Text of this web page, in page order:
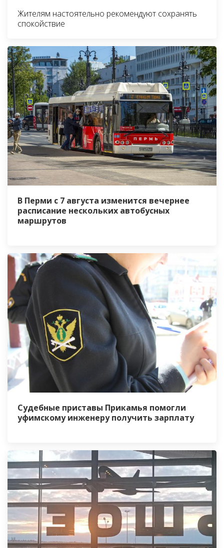
Жителям настоятельно рекомендуют сохранять
спокойствие
В Перми с 7 августа изменится вечернее
расписание нескольких автобусных
маршрутов
Судебные приставы Прикамья помогли
уфимскому инженеру получить зарплату